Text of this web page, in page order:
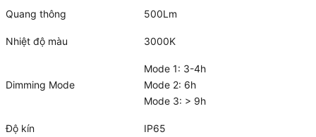
Quang thông 500Lm
Nhiệt độ màu 3000K
Dimming Mode
Mode 1: 3-4h
Mode 2: 6h
Mode 3: > 9h
Độ kín IP65